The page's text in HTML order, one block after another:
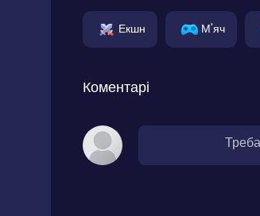
Екшн М'яч
Коментарі